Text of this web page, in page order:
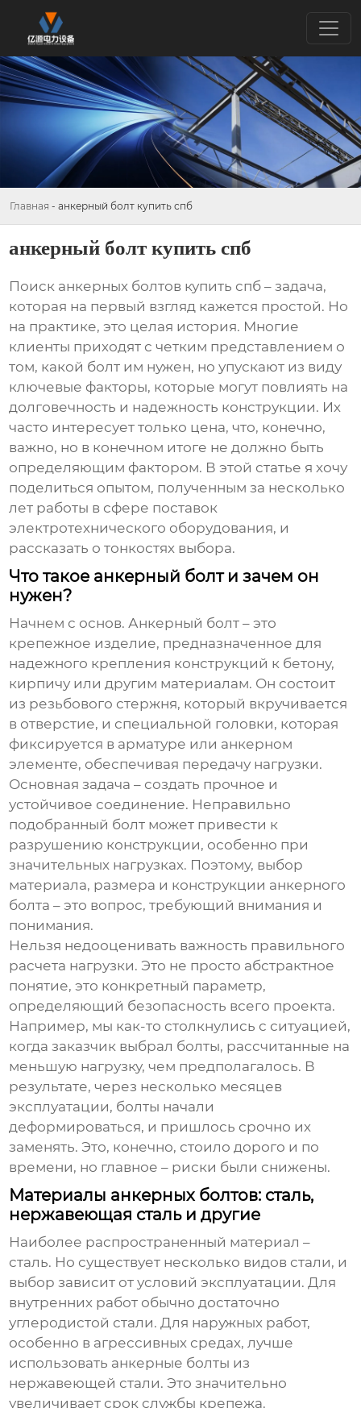
Главная - анкерный болт купить спб
анкерный болт купить спб
Поиск анкерных болтов купить спб – задача,
которая на первый взгляд кажется простой. Но
на практике, это целая история. Многие
клиенты приходят с четким представлением о
том, какой болт им нужен, но упускают из виду
ключевые факторы, которые могут повлиять на
долговечность и надежность конструкции. Их
часто интересует только цена, что, конечно,
важно, но в конечном итоге не должно быть
определяющим фактором. В этой статье я хочу
поделиться опытом, полученным за несколько
лет работы в сфере поставок
электротехнического оборудования, и
рассказать о тонкостях выбора.
Что такое анкерный болт и зачем он
нужен?
Начнем с основ. Анкерный болт – это
крепежное изделие, предназначенное для
надежного крепления конструкций к бетону,
кирпичу или другим материалам. Он состоит
из резьбового стержня, который вкручивается
в отверстие, и специальной головки, которая
фиксируется в арматуре или анкерном
элементе, обеспечивая передачу нагрузки.
Основная задача – создать прочное и
устойчивое соединение. Неправильно
подобранный болт может привести к
разрушению конструкции, особенно при
значительных нагрузках. Поэтому, выбор
материала, размера и конструкции анкерного
болта – это вопрос, требующий внимания и
понимания.
Нельзя недооценивать важность правильного
расчета нагрузки. Это не просто абстрактное
понятие, это конкретный параметр,
определяющий безопасность всего проекта.
Например, мы как-то столкнулись с ситуацией,
когда заказчик выбрал болты, рассчитанные на
меньшую нагрузку, чем предполагалось. В
результате, через несколько месяцев
эксплуатации, болты начали
деформироваться, и пришлось срочно их
заменять. Это, конечно, стоило дорого и по
времени, но главное – риски были снижены.
Материалы анкерных болтов: сталь,
нержавеющая сталь и другие
Наиболее распространенный материал –
сталь. Но существует несколько видов стали, и
выбор зависит от условий эксплуатации. Для
внутренних работ обычно достаточно
углеродистой стали. Для наружных работ,
особенно в агрессивных средах, лучше
использовать анкерные болты из
нержавеющей стали. Это значительно
увеличивает срок службы крепежа.